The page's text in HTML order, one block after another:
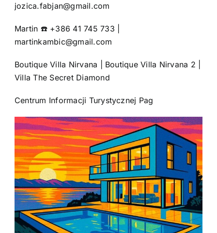
jozica.fabjan@gmail.com
Martin ☎️ +386 41 745 733 |
martinkambic@gmail.com
Boutique Villa Nirvana Boutique Villa Nirvana 2
Villa The Secret Diamond
Centrum Informacji Turystycznej Pag